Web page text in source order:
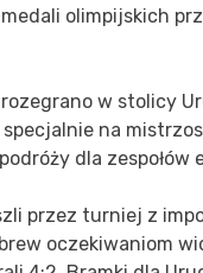
olimpijskich
w stolicy
na
dla zespołów
przez turniej z
oczekiwaniom